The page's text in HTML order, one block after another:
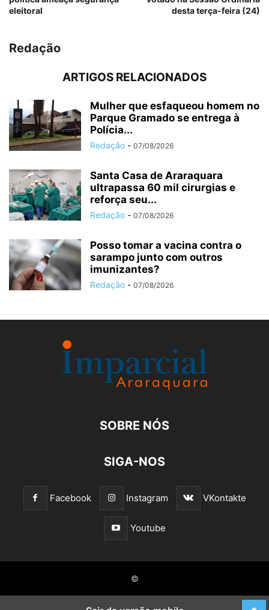
eleitoral
desta terça-feira (24)
Redação
ARTIGOS RELACIONADOS
Mulher que esfaqueou homem no
Parque Gramado se entrega à
Polícia...
Redação - 07/08/2026
Santa Casa de Araraquara
ultrapassa 60 mil cirurgias e
reforça seu...
Redação - 07/08/2026
Posso tomar a vacina contra o
sarampo junto com outros
imunizantes?
Redação - 07/08/2026
SOBRE NÓS
SIGA-NOS
Facebook Instagram VKontakte
Youtube
©